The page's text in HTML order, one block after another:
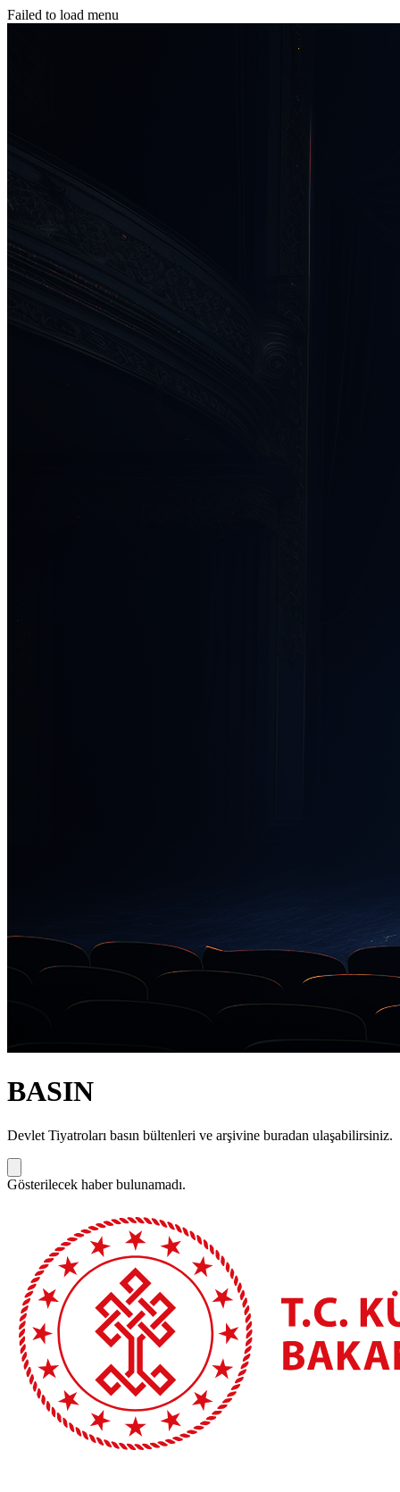
Failed to load menu
BASIN
Devlet Tiyatroları basın bültenleri ve arşivine buradan ulaşabilirsiniz.
Gösterilecek haber bulunamadı.